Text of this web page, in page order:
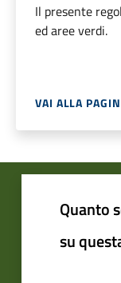
Il presente
ed aree verdi.
VAI ALLA
Quanto
su